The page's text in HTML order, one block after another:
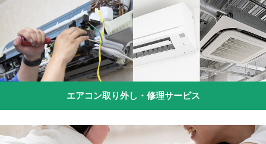
エアコン取り外し・修理サービス